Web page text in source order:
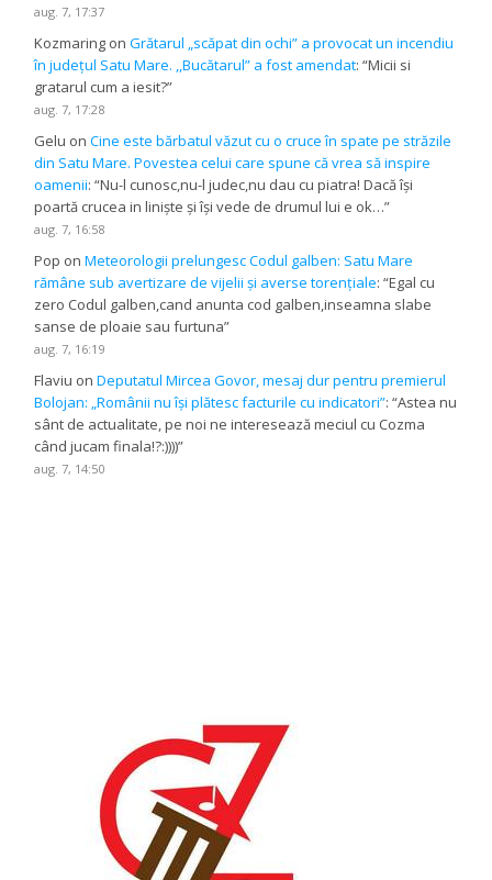
aug. 7, 17:37
Kozmaring onGrătarul „scăpat din ochi” a provocat un incendiu
în județul Satu Mare. ,,Bucătarul” a fost amendat: “Micii si
gratarul cum a iesit?”
aug. 7, 17:28
Gelu onCine este bărbatul văzut cu o cruce în spate pe străzile
din Satu Mare. Povestea celui care spune că vrea să inspire
oamenii: “Nu-l cunosc,nu-l judec,nu dau cu piatra! Dacă își
poartă crucea in liniște și își vede de drumul lui e ok…”
aug. 7, 16:58
Pop onMeteorologii prelungesc Codul galben: Satu Mare
rămâne sub avertizare de vijelii și averse torențiale: “Egal cu
zero Codul galben,cand anunta cod galben,inseamna slabe
sanse de ploaie sau furtuna”
aug. 7, 16:19
Flaviu onDeputatul Mircea Govor, mesaj dur pentru premierul
Bolojan: „Românii nu își plătesc facturile cu indicatori”: “Astea nu
sânt de actualitate, pe noi ne interesează meciul cu Cozma
când jucam finala!?:))))”
aug. 7, 14:50